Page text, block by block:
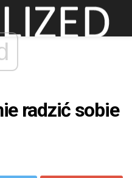
radzić sobie